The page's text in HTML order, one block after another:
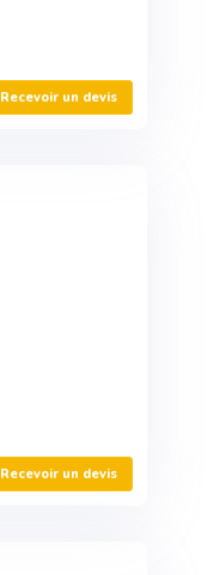
Recevoir un devis
Recevoir un devis